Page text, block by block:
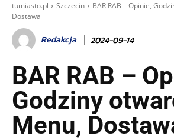
tumiasto.pl Szczecin
BAR RAB – Opinie,
Dostawa
Redakcja 2024-09-14
BAR RAB –
Godziny
Menu,